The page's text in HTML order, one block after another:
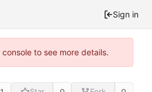
Sign in
to see more details.